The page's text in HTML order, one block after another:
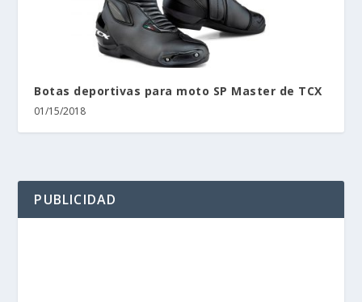
Botas deportivas para moto SP Master de TCX
01/15/2018
PUBLICIDAD